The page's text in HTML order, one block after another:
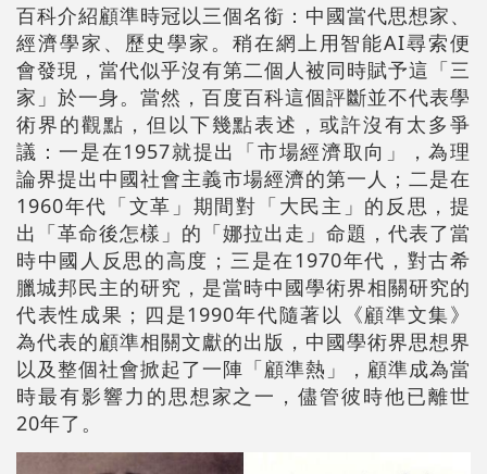
百科介紹顧準時冠以三個名銜：中國當代思想家、
經濟學家、歷史學家。稍在網上用智能AI尋索便
會發現，當代似乎沒有第二個人被同時賦予這「三
家」於一身。當然，百度百科這個評斷並不代表學
術界的觀點，但以下幾點表述，或許沒有太多爭
議：一是在1957就提出「市場經濟取向」，為理
論界提出中國社會主義市場經濟的第一人；二是在
1960年代「文革」期間對「大民主」的反思，提
出「革命後怎樣」的「娜拉出走」命題，代表了當
時中國人反思的高度；三是在1970年代，對古希
臘城邦民主的研究，是當時中國學術界相關研究的
代表性成果；四是1990年代隨著以《顧準文集》
為代表的顧準相關文獻的出版，中國學術界思想界
以及整個社會掀起了一陣「顧準熱」，顧準成為當
時最有影響力的思想家之一，儘管彼時他已離世
20年了。